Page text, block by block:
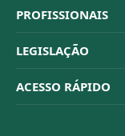
Sistema CFBM
Quem Somos
Organograma
Conselheiros
PROFISSIONAIS
Habilitações
Código de Ética
Dúvidas
LEGISLAÇÃO
Resoluções
ACESSO RÁPIDO